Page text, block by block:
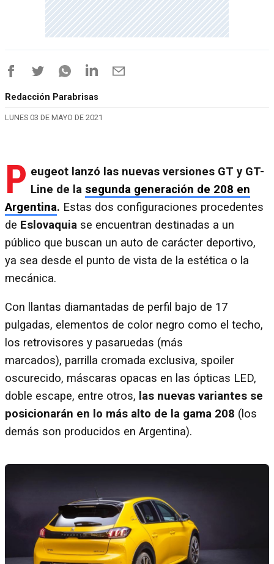
Redacción Parabrisas
LUNES 03 DE MAYO DE 2021
P eugeot lanzó las nuevas versiones GT y GT-
Line de la segunda generación de 208 en
Argentina. Estas dos configuraciones procedentes
de Eslovaquia se encuentran destinadas a un
público que buscan un auto de carácter deportivo,
ya sea desde el punto de vista de la estética o la
mecánica.
Con llantas diamantadas de perfil bajo de 17
pulgadas, elementos de color negro como el techo,
los retrovisores y pasaruedas (más
marcados), parrilla cromada exclusiva, spoiler
oscurecido, máscaras opacas en las ópticas LED,
doble escape, entre otros, las nuevas variantes se
posicionarán en lo más alto de la gama 208 (los
demás son producidos en Argentina).